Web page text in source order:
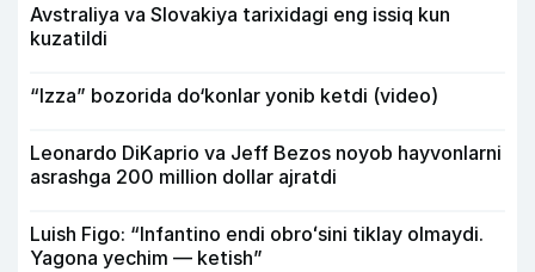
Avstraliya va Slovakiya tarixidagi eng issiq kun
kuzatildi
“Izza” bozorida do‘konlar yonib ketdi (video)
Leonardo DiKaprio va Jeff Bezos noyob hayvonlarni
asrashga 200 million dollar ajratdi
Luish Figo: “Infantino endi obroʻsini tiklay olmaydi.
Yagona yechim — ketish”